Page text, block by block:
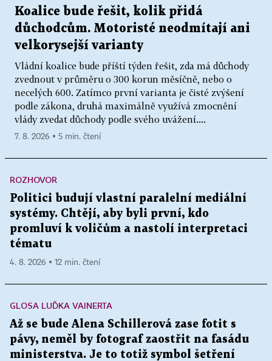
Koalice bude řešit, kolik přidá
důchodcům. Motoristé neodmítají ani
velkorysejší varianty
Vládní koalice bude příští týden řešit, zda má důchody
zvednout v průměru o 300 korun měsíčně, nebo o
necelých 600. Zatímco první varianta je čisté zvýšení
podle zákona, druhá maximálně využívá zmocnění
vlády zvedat důchody podle svého uvážení....
7. 8. 2026 ▪ 5 min. čtení
ROZHOVOR
Politici budují vlastní paralelní mediální
systémy. Chtějí, aby byli první, kdo
promluví k voličům a nastolí interpretaci
tématu
4. 8. 2026 ▪ 12 min. čtení
GLOSA LUĎKA VAINERTA
Až se bude Alena Schillerová zase fotit s
pávy, neměl by fotograf zaostřit na fasádu
ministerstva. Je to totiž symbol šetření